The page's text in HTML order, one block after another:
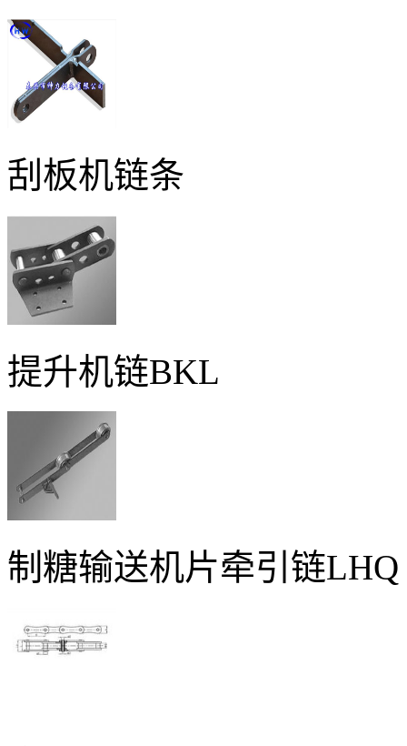
刮板机链条
提升机链BKL
制糖输送机片牵引链LHQ